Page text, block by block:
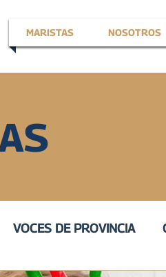
MARISTAS NOSOTROS
VOCES DE PROVINCIA